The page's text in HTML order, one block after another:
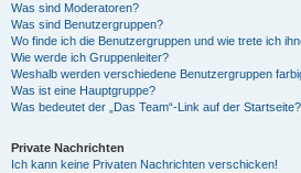
Was sind Moderatoren?
Was sind Benutzergruppen?
Wo finde ich die Benutzergruppen und wie trete ich
Wie werde ich Gruppenleiter?
Weshalb werden verschiedene Benutzergruppen
Was ist eine Hauptgruppe?
Was bedeutet der „Das Team“-Link auf der Startseite?
Private Nachrichten
Ich kann keine Privaten Nachrichten verschicken!